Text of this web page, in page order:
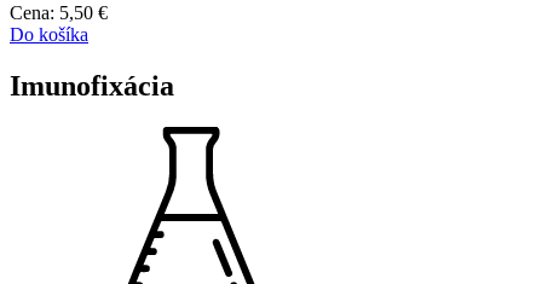
Cena: 5,50 €
Do košíka
Imunofixácia